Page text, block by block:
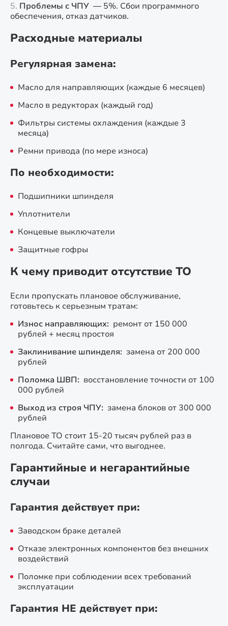
Проблемы с ЧПУ — 5%. Сбои программного
обеспечения, отказ датчиков.
Расходные материалы
Регулярная замена:
Масло для направляющих (каждые 6 месяцев)
Масло в редукторах (каждый год)
Фильтры системы охлаждения (каждые 3
месяца)
Ремни привода (по мере износа)
По необходимости:
Подшипники шпинделя
Уплотнители
Концевые выключатели
Защитные гофры
К чему приводит отсутствие ТО
Если пропускать плановое обслуживание,
готовьтесь к серьезным тратам:
Износ направляющих: ремонт от 150 000
рублей + месяц простоя
Заклинивание шпинделя: замена от 200 000
рублей
Поломка ШВП: восстановление точности от 100
000 рублей
Выход из строя ЧПУ: замена блоков от 300 000
рублей
Плановое ТО стоит 15-20 тысяч рублей раз в
полгода. Считайте сами, что выгоднее.
Гарантийные и негарантийные
случаи
Гарантия действует при:
Заводском браке деталей
Отказе электронных компонентов без внешних
воздействий
Поломке при соблюдении всех требований
эксплуатации
Гарантия НЕ действует при: